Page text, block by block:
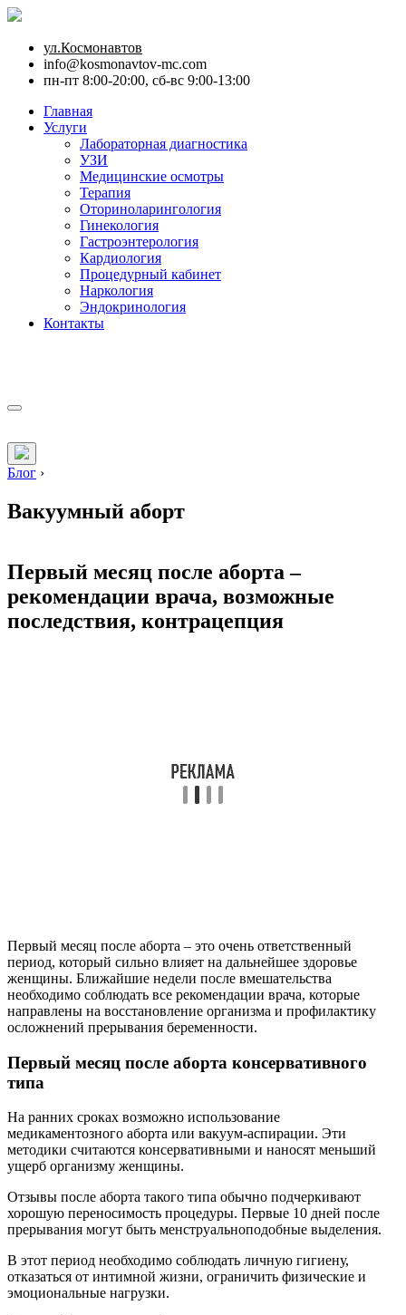
ул.Космонавтов
info@kosmonavtov-mc.com
пн-пт 8:00-20:00, сб-вс 9:00-13:00
Главная
Услуги
Лабораторная диагностика
УЗИ
Медицинские осмотры
Терапия
Оториноларингология
Гинекология
Гастроэнтерология
Кардиология
Процедурный кабинет
Наркология
Эндокринология
Контакты
Блог ›
Вакуумный аборт
Первый месяц после аборта –
рекомендации врача, возможные
последствия, контрацепция
Первый месяц после аборта – это очень ответственный
период, который сильно влияет на дальнейшее здоровье
женщины. Ближайшие недели после вмешательства
необходимо соблюдать все рекомендации врача, которые
направлены на восстановление организма и профилактику
осложнений прерывания беременности.
Первый месяц после аборта консервативного
типа
На ранних сроках возможно использование
медикаментозного аборта или вакуум-аспирации. Эти
методики считаются консервативными и наносят меньший
ущерб организму женщины.
Отзывы после аборта такого типа обычно подчеркивают
хорошую переносимость процедуры. Первые 10 дней после
прерывания могут быть менструальноподобные выделения.
В этот период необходимо соблюдать личную гигиену,
отказаться от интимной жизни, ограничить физические и
эмоциональные нагрузки.